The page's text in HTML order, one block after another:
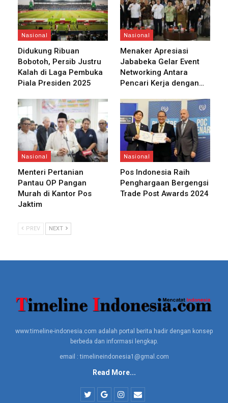
BACA JUGA
Posdigi Perluas Market Enterprise Melalui
Ini Sinergi Pos Indonesia dan Garuda Dorong
E-Voting merupakan sistem yang memanfaatkan perangkat
elektronik dan mengolah informasi digital untuk membuat,
memberikan, menghitung, hingga menayangkan perolehan
suara, sekaligus memelihara dan menghasilkan jejak audit,
tanpa harus mencoblos kertas suara secara manual.
Semua proses, termasuk verifikasi pemilih, ucap Delvia
Damayanti, berlangsung secara elektronik menggunakan
komputer tablet layar sentuh serta perangkat validasi Kartu
ganda yang selama ini kerap terjadi saat pelaksanaan pemilihan
“Jika selama ini setiap pelaksanaan pemilu manual
dengan e-Voting yang menggunakan proses verifikasi data
biometrik berdasarkan Nomor Induk Kependudukan (NIK) pada
e-KTP. Sehingga hampir tidak memungkinkan untuk adanya DPT
Nasional
Didukung Ribuan
Bobotoh, Persib Justru
Kalah di Laga Pembuka
Piala Presiden 2025
Nasional
Menaker Apresiasi
Jababeka Gelar Event
Networking Antara
Pencari Kerja dengan…
Nasional
Menteri Pertanian
Pantau OP Pangan
Murah di Kantor Pos
Jaktim
Nasional
Pos Indonesia Raih
Penghargaan Bergengsi
Trade Post Awards 2024
PREV NEXT
www.timeline-indonesia.com adalah portal berita hadir dengan konsep
berbeda dan informasi lengkap.
email : timelineindonesia1@gmal.com
Read More...